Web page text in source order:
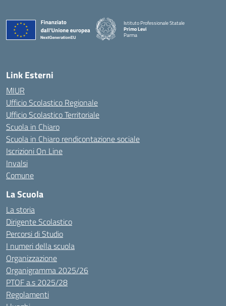
Istituto Professionale Statale
Primo Levi
Parma
Link Esterni
MIUR
Ufficio Scolastico Regionale
Ufficio Scolastico Territoriale
Scuola in Chiaro
Scuola in Chiaro rendicontazione sociale
Iscrizioni On Line
Invalsi
Comune
La Scuola
La storia
Dirigente Scolastico
Percorsi di Studio
I numeri della scuola
Organizzazione
Organigramma 2025/26
PTOF a.s 2025/28
Regolamenti